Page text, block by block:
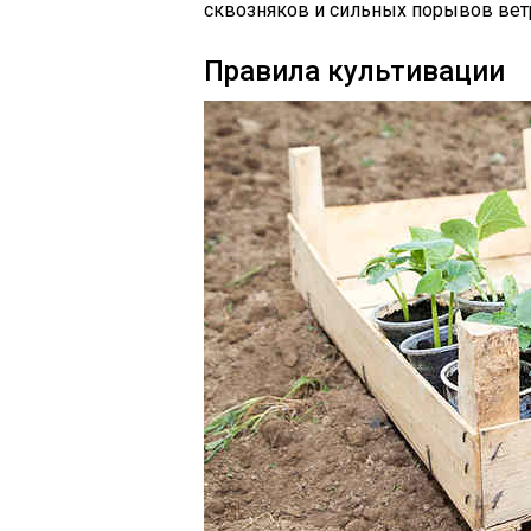
сквозняков и сильных порывов
Правила культивации